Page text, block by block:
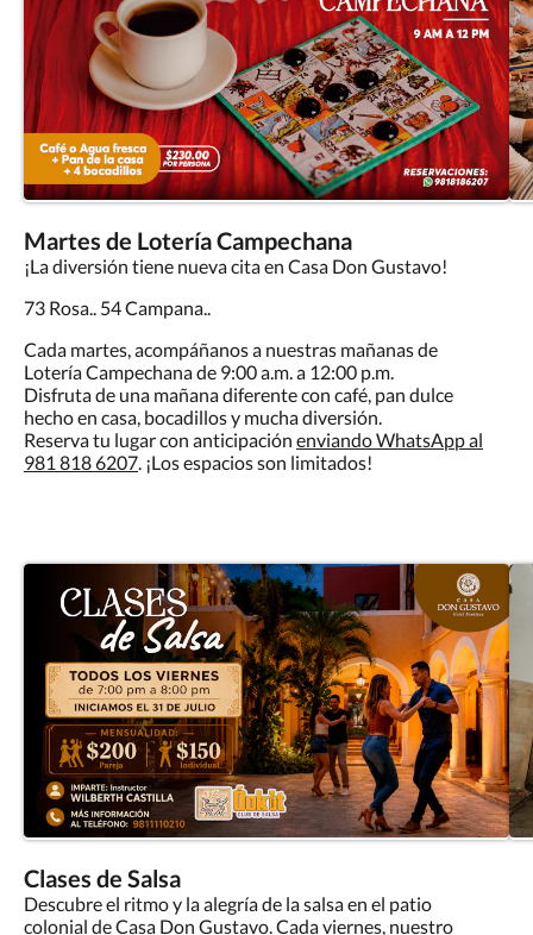
Martes de Lotería Campechana
¡La diversión tiene nueva cita en Casa Don Gustavo!
73 Rosa.. 54 Campana..
Cada martes, acompáñanos a nuestras mañanas de
Lotería Campechana de 9:00 a.m. a 12:00 p.m.
Disfruta de una mañana diferente con café, pan dulce
hecho en casa, bocadillos y mucha diversión.
Reserva tu lugar con anticipación enviando WhatsApp al
981 818 6207. ¡Los espacios son limitados!
Clases de Salsa
Descubre el ritmo y la alegría de la salsa en el patio
colonial de Casa Don Gustavo. Cada viernes, nuestro